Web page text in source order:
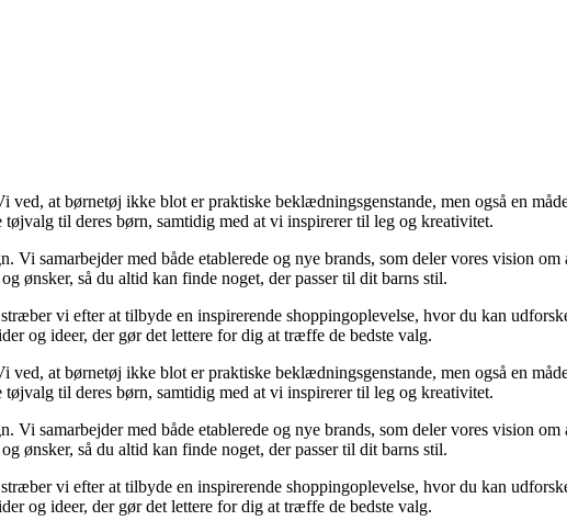
at børnetøj ikke blot er praktiske beklædningsgenstande, men også en
til deres børn, samtidig med at vi inspirerer til leg og kreativitet.
samarbejder med både etablerede og nye brands, som deler vores vision
ønsker, så du altid kan finde noget, der passer til dit barns stil.
vi efter at tilbyde en inspirerende shoppingoplevelse, hvor du kan
og ideer, der gør det lettere for dig at træffe de bedste valg.
at børnetøj ikke blot er praktiske beklædningsgenstande, men også en
til deres børn, samtidig med at vi inspirerer til leg og kreativitet.
samarbejder med både etablerede og nye brands, som deler vores vision
ønsker, så du altid kan finde noget, der passer til dit barns stil.
vi efter at tilbyde en inspirerende shoppingoplevelse, hvor du kan
og ideer, der gør det lettere for dig at træffe de bedste valg.